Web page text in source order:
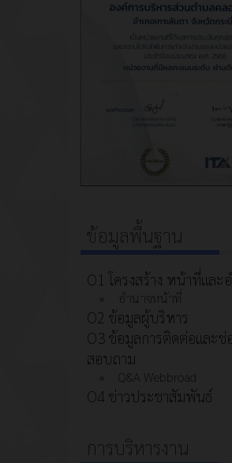
ข้อมูลพื้นฐาน
O1 โครงสร้าง หน้าที่และ
อำนาจหน้าที่
O2 ข้อมูลผู้บริหาร
O3 ข้อมูลการติดต่อและช่
สอบถาม
Q&A Webbroad
O4 ข่าวประชาสัมพันธ์
การบริหารงาน